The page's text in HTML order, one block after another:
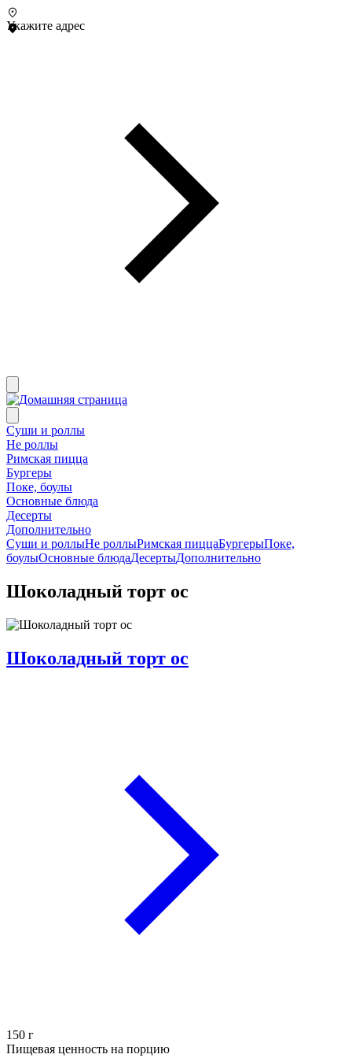
Укажите адрес
Суши и роллы
Не роллы
Римская пицца
Бургеры
Поке, боулы
Основные блюда
Десерты
Дополнительно
Суши и роллыНе роллыРимская пиццаБургерыПоке,
боулыОсновные блюдаДесертыДополнительно
Шоколадный торт ос
Шоколадный торт ос
150 г
Пищевая ценность на порцию